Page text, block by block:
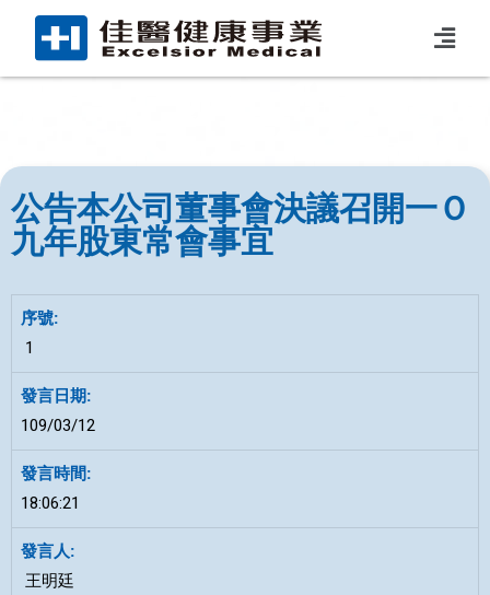
公告本公司董事會決議召開一Ｏ
九年股東常會事宜
1
109/03/12
18:06:21
王明廷